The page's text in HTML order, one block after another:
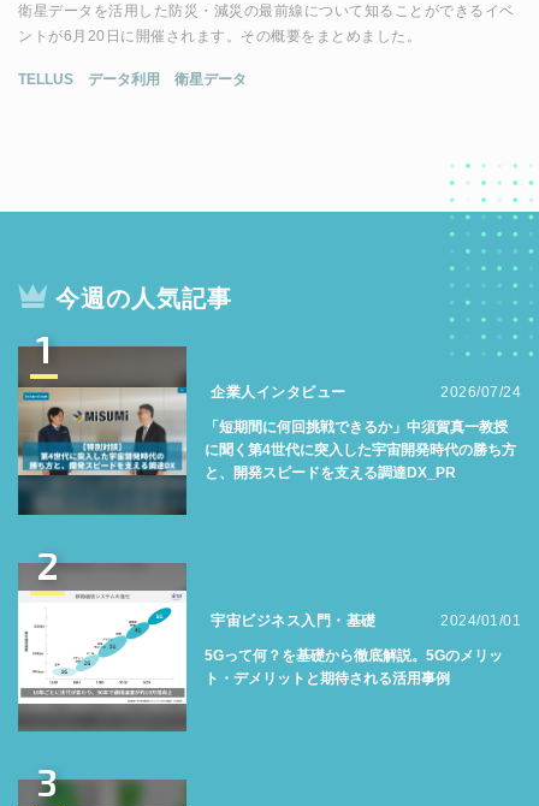
衛星データを活用した防災・減災の最前線について知ることができるイベ
ントが6月20日に開催されます。その概要をまとめました。
TELLUS データ利用 衛星データ
今週の人気記事
1
企業人インタビュー 2026/07/24
「短期間に何回挑戦できるか」中須賀真一教授
に聞く第4世代に突入した宇宙開発時代の勝ち方
と、開発スピードを支える調達DX_PR
2
宇宙ビジネス入門・基礎 2024/01/01
5Gって何？を基礎から徹底解説。5Gのメリッ
ト・デメリットと期待される活用事例
3